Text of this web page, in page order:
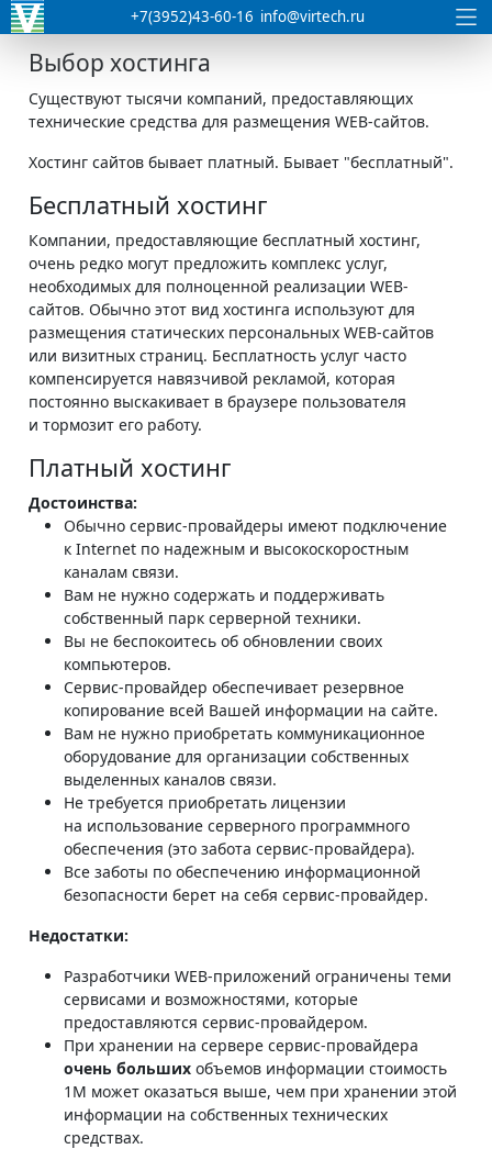
+7(3952)43-60-16 info@virtech.ru
Выбор хостинга
Существуют тысячи компаний, предоставляющих
технические средства для размещения WEB-сайтов.
Хостинг сайтов бывает платный. Бывает "бесплатный".
Бесплатный хостинг
Компании, предоставляющие бесплатный хостинг,
очень редко могут предложить комплекс услуг,
необходимых для полноценной реализации WEB-
сайтов. Обычно этот вид хостинга используют для
размещения статических персональных WEB-сайтов
или визитных страниц. Бесплатность услуг часто
компенсируется навязчивой рекламой, которая
постоянно выскакивает в браузере пользователя
и тормозит его работу.
Платный хостинг
Достоинства:
Обычно сервис-провайдеры имеют подключение
к Internet по надежным и высокоскоростным
каналам связи.
Вам не нужно содержать и поддерживать
собственный парк серверной техники.
Вы не беспокоитесь об обновлении своих
компьютеров.
Сервис-провайдер обеспечивает резервное
копирование всей Вашей информации на сайте.
Вам не нужно приобретать коммуникационное
оборудование для организации собственных
выделенных каналов связи.
Не требуется приобретать лицензии
на использование серверного программного
обеспечения (это забота сервис-провайдера).
Все заботы по обеспечению информационной
безопасности берет на себя сервис-провайдер.
Недостатки:
Разработчики WEB-приложений ограничены теми
сервисами и возможностями, которые
предоставляются сервис-провайдером.
При хранении на сервере сервис-провайдера
очень больших объемов информации стоимость
1М может оказаться выше, чем при хранении этой
информации на собственных технических
средствах.